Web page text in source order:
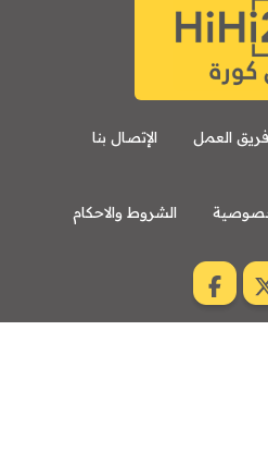
العمل الإتصال بنا
الشروط والاحكام